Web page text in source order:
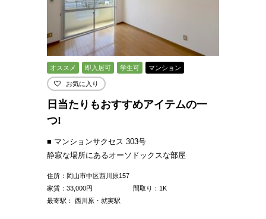
オススメ 即入居可 学生可 マンション
お気に入り
日当たりもおすすめアイテムの一
つ!
■ マンションサクセス 303号
静寂な場所にあるオーソドックスな部屋
住所：岡山市中区西川原157
家賃： 33,000円
間取り：1K
最寄駅： 西川原・就実駅